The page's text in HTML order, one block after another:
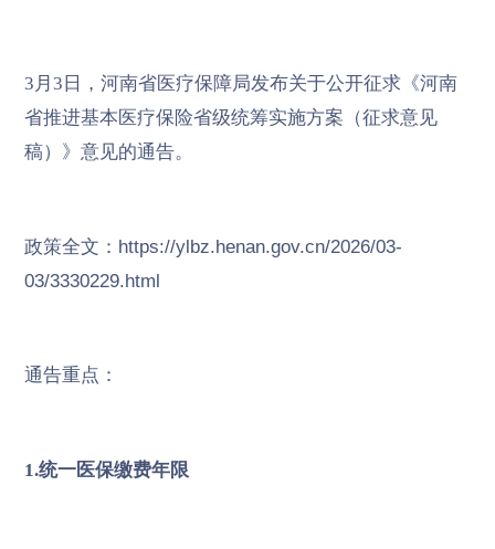
3月3日，河南省医疗保障局发布关于公开征求《河南
省推进基本医疗保险省级统筹实施方案（征求意见
稿）》意见的通告。
政策全文： https://ylbz.henan.gov.cn/2026/03-
03/3330229.html
通告重点：
1.统一医保缴费年限